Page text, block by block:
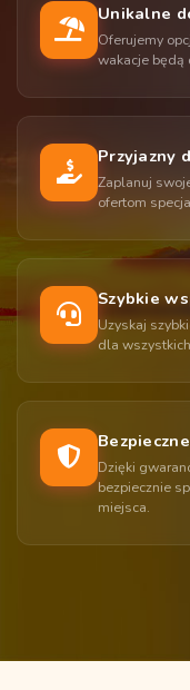
Unikalne
Oferujemy
wakacje będą
Przyjazny
Zaplanuj
ofertom
Szybkie
Uzyskaj
dla
Dzięki
bezpiecznie
miejsca.